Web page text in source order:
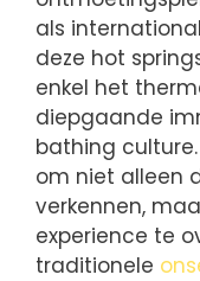
als
deze hot
enkel het
diepgaande
bathing
om niet alleen
verkennen,
experience te
traditionele